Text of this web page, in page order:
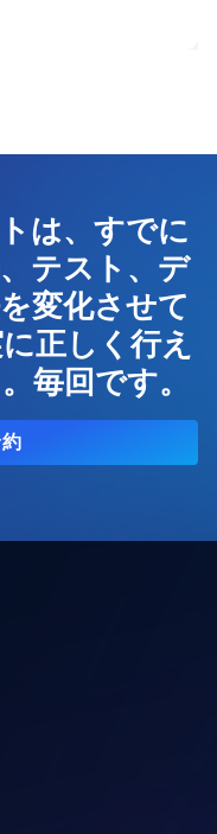
は、すでに
テスト、デ
変化させて
正しく行え
毎回です。